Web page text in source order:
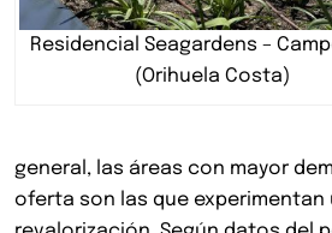
Residencial Seagardens –
(Orihuela Costa)
general, las áreas con mayor
oferta son las que experimentan